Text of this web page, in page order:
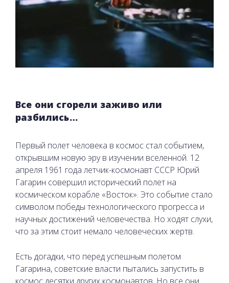
Все они сгорели заживо или
разбились…
Первый полет человека в космос стал событием,
открывшим новую эру в изучении вселенной. 12
апреля 1961 года летчик-космонавт СССР Юрий
Гагарин совершил исторический полет на
космическом корабле «Восток». Это событие стало
символом победы технологического прогресса и
научных достижений человечества. Но ходят слухи,
что за этим стоит немало человеческих жертв.
Есть догадки, что перед успешным полетом
Гагарина, советские власти пытались запустить в